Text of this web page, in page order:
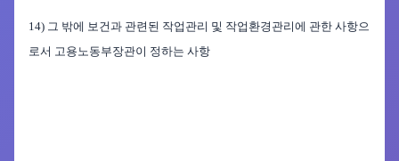
14) 그 밖에 보건과 관련된 작업관리 및 작업환경관리에 관한 사항으
로서 고용노동부장관이 정하는 사항